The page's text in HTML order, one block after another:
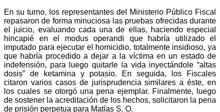
En su turno, los representantes del Ministerio Público Fiscal
repasaron de forma minuciosa las pruebas ofrecidas durante
el juicio, evaluando cada una de ellas, haciendo especial
hincapié en el modus operandi que habría utilizado el
imputado para ejecutar el homicidio, totalmente insidioso, ya
que habría procedido a dejar a la víctima en un estado de
indefensión, para luego quitarle la vida inyectándole “altas
dosis” de ketamina y potasio. En seguida, los Fiscales
citaron varios casos de jurisprudencia similares a éste, en
los cuales se otorgó una pena ejemplar. Finalmente, luego
de sostener la acreditación de los hechos, solicitaron la pena
de prisión perpetua para Matías S. O.